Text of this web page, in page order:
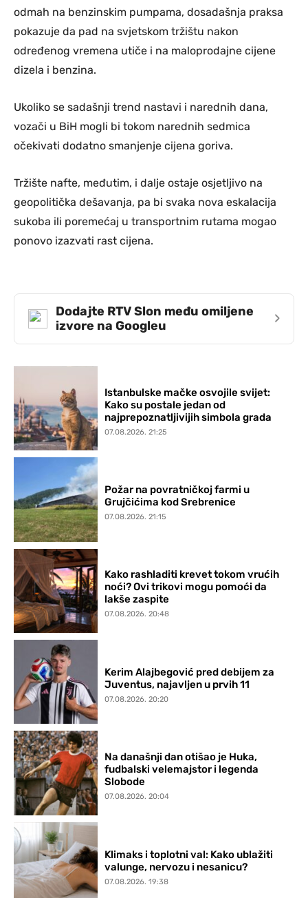
odmah na benzinskim pumpama, dosadašnja praksa
pokazuje da pad na svjetskom tržištu nakon
određenog vremena utiče i na maloprodajne cijene
dizela i benzina.
Ukoliko se sadašnji trend nastavi i narednih dana,
vozači u BiH mogli bi tokom narednih sedmica
očekivati dodatno smanjenje cijena goriva.
Tržište nafte, međutim, i dalje ostaje osjetljivo na
geopolitička dešavanja, pa bi svaka nova eskalacija
sukoba ili poremećaj u transportnim rutama mogao
ponovo izazvati rast cijena.
Dodajte RTV Slon među omiljene
izvore na Googleu
›
Istanbulske mačke osvojile svijet:
Kako su postale jedan od
najprepoznatljivijih simbola grada
07.08.2026. 21:25
Požar na povratničkoj farmi u
Grujčićima kod Srebrenice
07.08.2026. 21:15
Kako rashladiti krevet tokom vrućih
noći? Ovi trikovi mogu pomoći da
lakše zaspite
07.08.2026. 20:48
Kerim Alajbegović pred debijem za
Juventus, najavljen u prvih 11
07.08.2026. 20:20
Na današnji dan otišao je Huka,
fudbalski velemajstor i legenda
Slobode
07.08.2026. 20:04
Klimaks i toplotni val: Kako ublažiti
valunge, nervozu i nesanicu?
07.08.2026. 19:38